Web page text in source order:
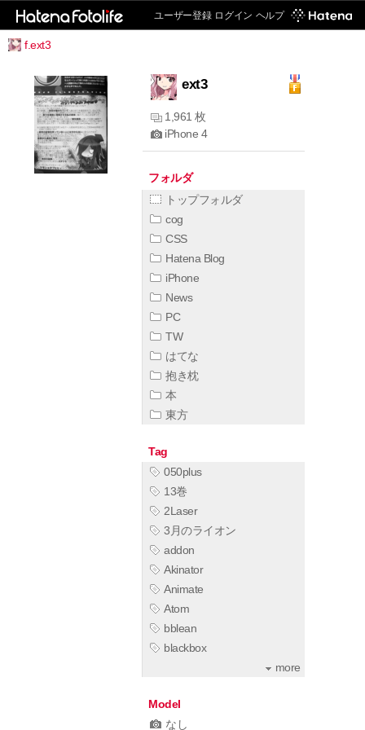
ユーザー登録 ログイン ヘルプ
f.ext3
ext3
1,961 枚
iPhone 4
フォルダ
トップフォルダ
cog
CSS
Hatena Blog
iPhone
News
PC
TW
はてな
抱き枕
本
東方
Tag
050plus
13巻
2Laser
3月のライオン
addon
Akinator
Animate
Atom
bblean
blackbox
more
Model
なし